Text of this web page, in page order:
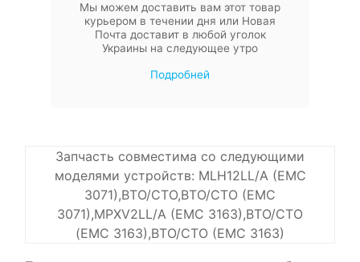
Мы можем доставить вам этот товар
курьером в течении дня или Новая
Почта доставит в любой уголок
Украины на следующее утро
Подробней
Запчасть совместима со следующими
моделями устройств: MLH12LL/A (EMC
3071),BTO/CTO,BTO/CTO (EMC
3071),MPXV2LL/A (EMC 3163),BTO/CTO
(EMC 3163),BTO/CTO (EMC 3163)